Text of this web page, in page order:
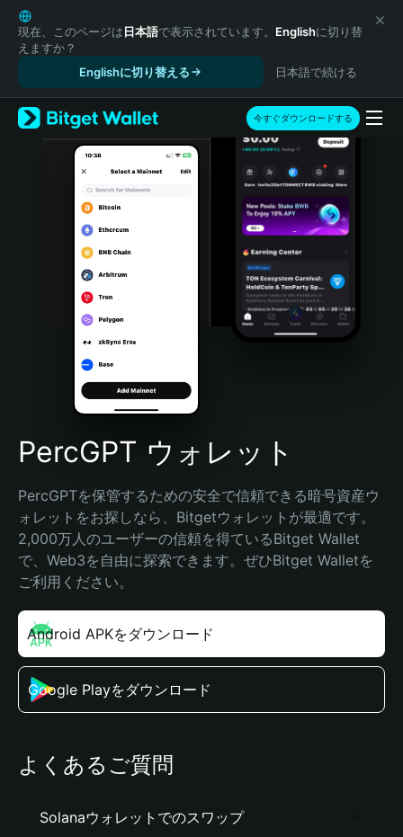
English
日本語
Tiếng Việt
Español (Latinoamérica)
Türkçe
Italiano
Português (Portugal)
Bahasa Indonesia
Português (Brasil)
Español (Argentina)
現在、このページは日本語で表示されています。 Englishに切り替
えますか？
Englishに切り替える
日本語で続ける
今すぐダウンロードする
PercGPT ウォレット
PercGPTを保管するための安全で信頼できる暗号資産ウ
ォレットをお探しなら、Bitgetウォレットが最適です。
2,000万人のユーザーの信頼を得ているBitget Wallet
で、Web3を自由に探索できます。ぜひBitget Walletを
ご利用ください。
Android APKをダウンロード
Google Playをダウンロード
よくあるご質問
Solanaウォレットでのスワップ